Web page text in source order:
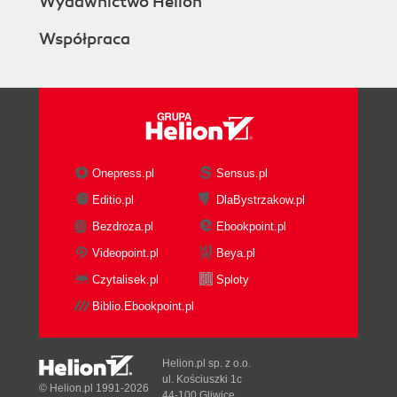
Automatyczne wykonywanie 177
Zacznij od niezależnego programu w Javie 180
Interfejs Javy 181
Kwestie bezpieczeństwa 182
Java jako język do pisania gier 183
Mechanizmy języka Java 183
Przygotowania do rozpoczęcia 187
Podsumowanie 188
Pytania i odpowiedzi 188
Warsztaty 188
Godzina 11. Szczegółowe omówienie Javy 191
Operatory 196
Sterowanie programem 200
Współpraca
Onepress.pl
Sensus.pl
Editio.pl
DlaBystrzakow.pl
Bezdroza.pl
Ebookpoint.pl
Videopoint.pl
Beya.pl
Czytalisek.pl
Sploty
Biblio.Ebookpoint.pl
© Helion.pl 1991-2026
Helion.pl sp. z o.o.
ul. Kościuszki 1c